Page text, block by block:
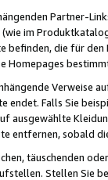
Partner-
im
befinden, die für
Homepages
Falls Sie
ausgewählte
entfernen, sobald
täuschenden
Stellen Sie